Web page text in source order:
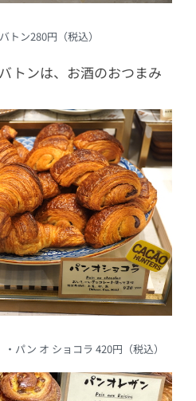
トン280円（税込）
トンは、お酒のおつまみ
パン オ ショコラ 420円（税込）